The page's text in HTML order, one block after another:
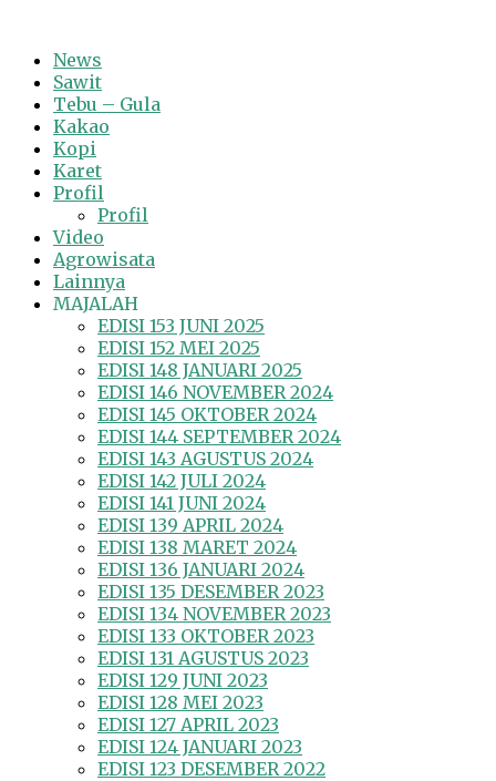
News
Sawit
Tebu – Gula
Kakao
Kopi
Karet
Profil
Profil
Video
Agrowisata
Lainnya
MAJALAH
EDISI 153 JUNI 2025
EDISI 152 MEI 2025
EDISI 148 JANUARI 2025
EDISI 146 NOVEMBER 2024
EDISI 145 OKTOBER 2024
EDISI 144 SEPTEMBER 2024
EDISI 143 AGUSTUS 2024
EDISI 142 JULI 2024
EDISI 141 JUNI 2024
EDISI 139 APRIL 2024
EDISI 138 MARET 2024
EDISI 136 JANUARI 2024
EDISI 135 DESEMBER 2023
EDISI 134 NOVEMBER 2023
EDISI 133 OKTOBER 2023
EDISI 131 AGUSTUS 2023
EDISI 129 JUNI 2023
EDISI 128 MEI 2023
EDISI 127 APRIL 2023
EDISI 124 JANUARI 2023
EDISI 123 DESEMBER 2022